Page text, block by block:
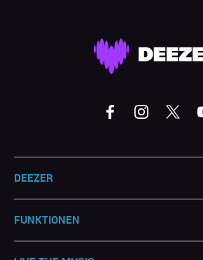
DEEZER
FUNKTIONEN